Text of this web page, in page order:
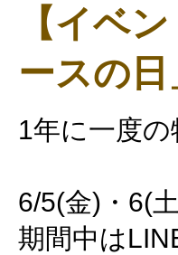
【イベ
ースの日
1年に一度の
6/5(金)・6(
期間中は